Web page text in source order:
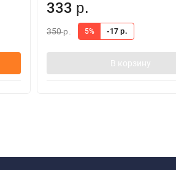
333 р.
350р. 5% -17 р.
В корзину